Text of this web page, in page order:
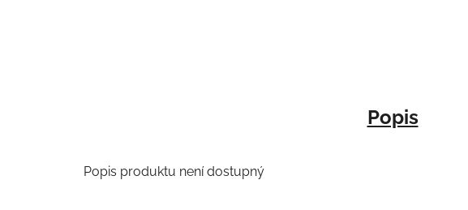
Popis
Popis produktu není dostupný